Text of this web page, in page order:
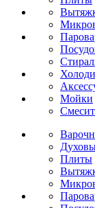
Мойки
Плиты